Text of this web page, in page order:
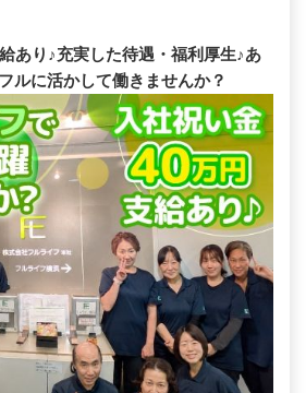
あり♪充実した待遇・福利厚生♪あ
ルに活かして働きませんか？